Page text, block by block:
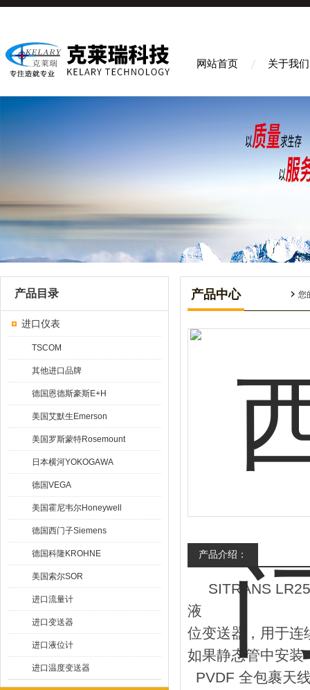
网站首页 关于我们
产品目录
进口仪表
TSCOM
其他进口品牌
德国恩德斯豪斯E+H
美国艾默生Emerson
美国罗斯蒙特Rosemount
日本横河YOKOGAWA
德国VEGA
美国霍尼韦尔Honeywell
德国西门子Siemens
德国科隆KROHNE
美国索尔SOR
进口流量计
进口变送器
进口液位计
进口温度变送器
产品中心 您
产品介绍：
SITRANS
液
位变送器，用于连
如果静态管中安装
PVDF 全包裹天